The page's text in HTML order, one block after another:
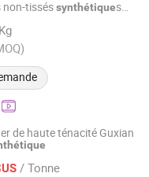
non-tisséssynthétiques
de haute ténacité Guxian
/ Tonne
DOPE DYED YARN